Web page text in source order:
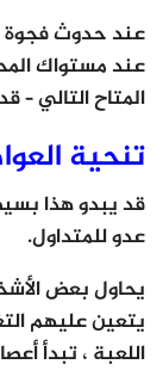
عند حدوث فجوة
عند مستواك
المتاح التالي –
تنحية
قد يبدو هذا
عدو للمتداول.
يحاول بعض
يتعين عليهم
اللعبة ، تبدأ